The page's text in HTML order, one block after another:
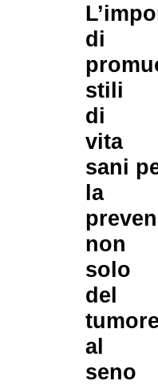
di
stili
di
vita
sani
la
non
solo
del
al
seno